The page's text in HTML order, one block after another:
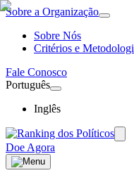
Sobre a Organização
Sobre Nós
Critérios e
Fale Conosco
Português
Inglês
Doe Agora